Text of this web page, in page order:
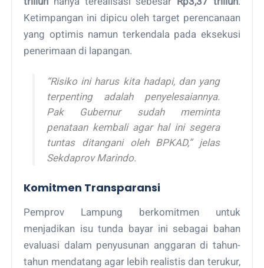
Ketimpangan ini dipicu oleh target perencanaan
yang optimis namun terkendala pada eksekusi
penerimaan di lapangan.
“Risiko ini harus kita hadapi, dan yang
terpenting adalah penyelesaiannya.
Pak Gubernur sudah meminta
penataan kembali agar hal ini segera
tuntas ditangani oleh BPKAD,” jelas
Sekdaprov Marindo.
Komitmen Transparansi
Pemprov Lampung berkomitmen untuk
menjadikan isu tunda bayar ini sebagai bahan
evaluasi dalam penyusunan anggaran di tahun-
tahun mendatang agar lebih realistis dan terukur,